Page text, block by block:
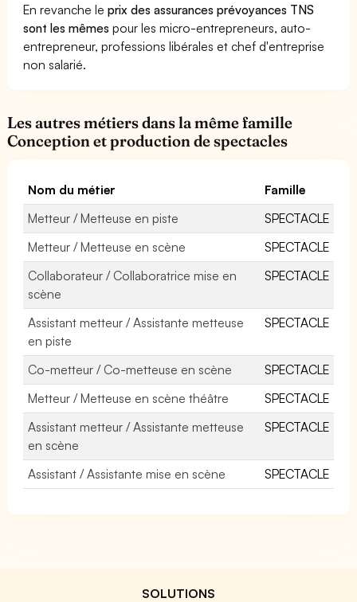
En revanche leprix des assurances prévoyances TNS
sont les mêmes pour les micro-entrepreneurs, auto-
entrepreneur, professions libérales et chef d'entreprise
non salarié.
Les autres métiers dans la même famille
Conception et production de spectacles
Nom du métier
Famille
Metteur / Metteuse en piste
SPECTACLE
Metteur / Metteuse en scène
SPECTACLE
Collaborateur / Collaboratrice mise en
scène
SPECTACLE
Assistant metteur / Assistante metteuse
en piste
SPECTACLE
Co-metteur / Co-metteuse en scène
SPECTACLE
Metteur / Metteuse en scène théâtre
SPECTACLE
Assistant metteur / Assistante metteuse
en scène
SPECTACLE
Assistant / Assistante mise en scène SPECTACLE
SOLUTIONS